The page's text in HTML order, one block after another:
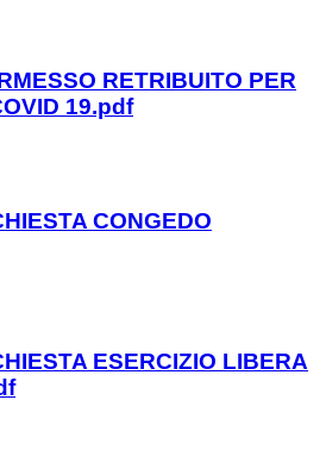
RETRIBUITO PER
19.pdf
CONGEDO
ESERCIZIO LIBERA